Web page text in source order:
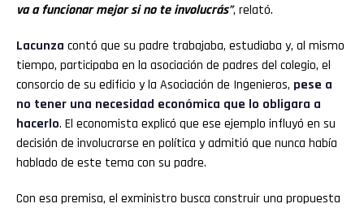
va a funcionar mejor si no te involucrás”, relató.
Lacunza contó que su padre trabajaba, estudiaba y, al mismo
tiempo, participaba en la asociación de padres del colegio, el
consorcio de su edificio y la Asociación de Ingenieros, pese a
no tener una necesidad económica que lo obligara a
hacerlo. El economista explicó que ese ejemplo influyó en su
decisión de involucrarse en política y admitió que nunca había
hablado de este tema con su padre.
Con esa premisa, el exministro busca construir una propuesta